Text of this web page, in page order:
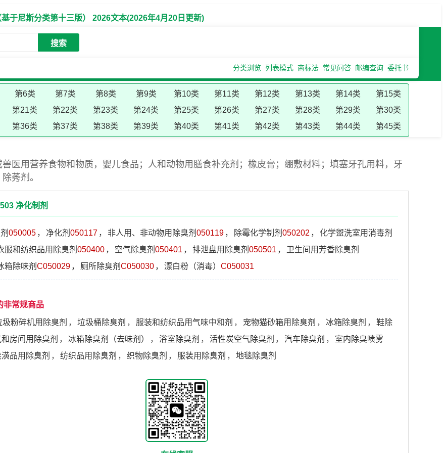
于尼斯分类第十三版） 2026文本(2026年4月20日更新)
搜索
分类浏览 列表模式 商标法 常见问答 邮编查询 委托书
第6类 第7类 第8类 第9类 第10类 第11类 第12类 第13类 第14类
第15类
第21类 第22类 第23类 第24类 第25类 第26类 第27类 第28类 第29类
第30类
第36类 第37类 第38类 第39类 第40类 第41类 第42类 第43类 第44类 第45类
医用营养食物和物质，婴儿食品；人和动物用膳食补充剂；橡皮膏；绷敷材料；填塞牙孔用料，牙
莠剂。
净化制剂
050005 ， 净化剂 050117 ， 非人用、非动物用除臭剂 050119 ， 除霉化学制剂 050202 ，
化学盥洗室用消毒剂
服和纺织品用除臭剂 050400 ， 空气除臭剂 050401 ， 排泄盘用除臭剂 050501 ，
卫生间用芳香除臭剂
箱除味剂 C050029 ， 厕所除臭剂 C050030 ， 漂白粉（消毒） C050031
非常规商品
圾粉碎机用除臭剂 ， 垃圾桶除臭剂 ， 服装和纺织品用气味中和剂 ， 宠物猫砂箱用除臭剂 ， 冰箱除臭剂 ，
鞋除
房间用除臭剂 ， 冰箱除臭剂（去味剂） ， 浴室除臭剂 ， 活性炭空气除臭剂 ， 汽车除臭剂 ，
室内除臭喷雾
品用除臭剂 ， 纺织品用除臭剂 ， 织物除臭剂 ， 服装用除臭剂 ， 地毯除臭剂